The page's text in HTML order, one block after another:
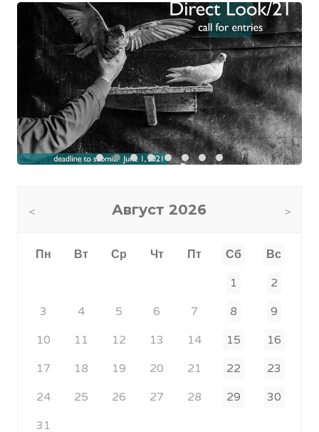
Август 2026
Пн Вт Ср Чт Пт Сб
Вс
1
2
3
4 5 6 7 8
9
10
11 12 13 14 15
16
17
18 19 20 21 22
23
24
25 26 27 28 29
30
31